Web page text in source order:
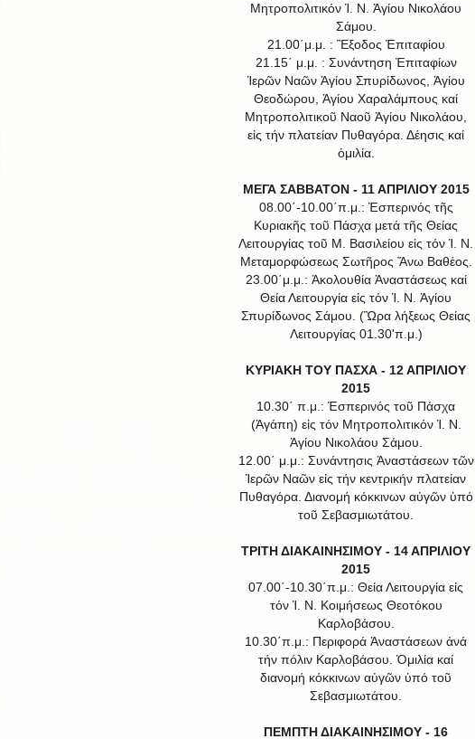
Μητροπολιτικόν Ἱ. Ν. Ἁγίου Νικολάου
Σάμου.
21.00΄μ.μ. : Ἒξοδος Ἐπιταφίου
21.15΄ μ.μ. : Συνάντηση Ἐπιταφίων
Ἱερῶν Ναῶν Ἀγίου Σπυρίδωνος, Ἁγίου
Θεοδώρου, Ἁγίου Χαραλάμπους καί
Μητροπολιτικοῦ Ναοῦ Ἁγίου Νικολάου,
εἰς τήν πλατείαν Πυθαγόρα. Δέησις καί
ὁμιλία.
ΜΕΓΑ ΣΑΒΒΑΤΟΝ - 11 ΑΠΡΙΛΙΟΥ 2015
08.00΄-10.00΄π.μ.: Ἑσπερινός τῆς
Κυριακῆς τοῦ Πάσχα μετά τῆς Θείας
Λειτουργίας τοῦ Μ. Βασιλείου εἰς τόν Ἱ. Ν.
Μεταμορφώσεως Σωτῆρος Ἄνω Βαθέος.
23.00΄μ.μ.: Ἀκολουθία Ἀναστάσεως καί
Θεία Λειτουργία εἰς τόν Ἱ. Ν. Ἁγίου
Σπυρίδωνος Σάμου. (Ὣρα λήξεως Θείας
Λειτουργίας 01.30'π.μ.)
ΚΥΡΙΑΚΗ ΤΟΥ ΠΑΣΧΑ - 12 ΑΠΡΙΛΙΟΥ
2015
10.30΄ π.μ.: Ἑσπερινός τοῦ Πάσχα
(Ἀγάπη) εἰς τόν Μητροπολιτικόν Ἱ. Ν.
Ἁγίου Νικολάου Σάμου.
12.00΄ μ.μ.: Συνάντησις Ἀναστάσεων τῶν
Ἱερῶν Ναῶν εἰς τήν κεντρικήν πλατείαν
Πυθαγόρα. Διανομή κόκκινων αὐγῶν ὑπό
τοῦ Σεβασμιωτάτου.
ΤΡΙΤΗ ΔΙΑΚΑΙΝΗΣΙΜΟΥ - 14 ΑΠΡΙΛΙΟΥ
2015
07.00΄-10.30΄π.μ.: Θεία Λειτουργία εἰς
τόν Ἱ. Ν. Κοιμήσεως Θεοτόκου
Καρλοβάσου.
10.30΄π.μ.: Περιφορά Ἀναστάσεων ἀνά
τήν πόλιν Καρλοβάσου. Ὁμιλία καί
διανομή κόκκινων αὐγῶν ὑπό τοῦ
Σεβασμιωτάτου.
ΠΕΜΠΤΗ ΔΙΑΚΑΙΝΗΣΙΜΟΥ - 16